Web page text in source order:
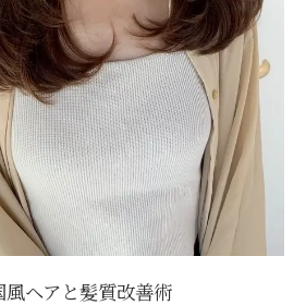
ヘアと髪質改善術